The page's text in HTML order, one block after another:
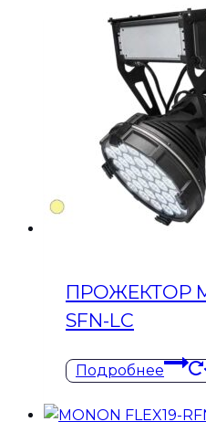
ПРОЖЕКТОР
SFN-LC
Подробнее